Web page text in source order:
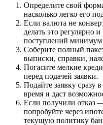
Определите свой
насколько легко его
Если валюта не
делать это регулярно
поступлений минимум
Соберите полный
выписки, справки,
Погасите мелкие
перед подачей заявки.
Подайте заявку сразу
время и даст
Если получили отказ
попробуйте через
текущую политику